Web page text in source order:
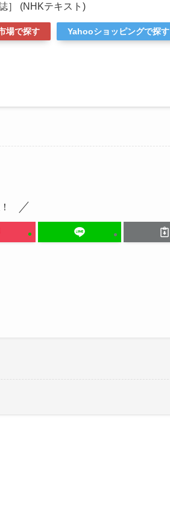
］ (NHKテキスト)
場で探す Yahooショッピングで探す